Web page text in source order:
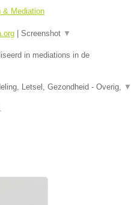
& Mediation
Screenshot ▼
in mediations in de
Letsel, Gezondheid - Overig, ▼